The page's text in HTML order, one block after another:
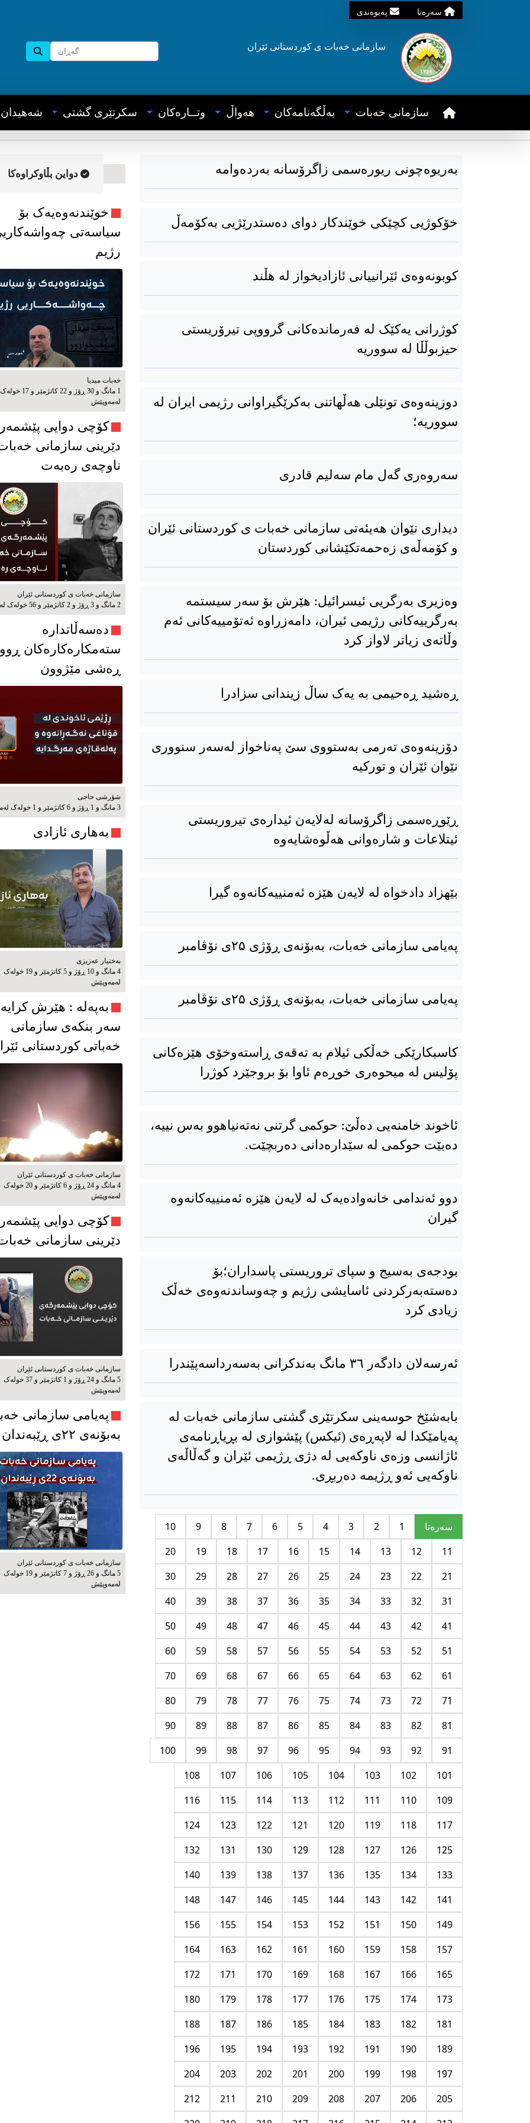
سه‌ره‌تا په‌یوه‌ندی
سازمانی خه‌بات ی کوردستانی ئێران
سازمانی خه‌بات به‌ڵگه‌نامه‌کان هه‌واڵ وتــاره‌کان سکرتێری گشتی شه‌هیدان
بەریوەچونی ریورەسمی زاگرۆسانە بەردەوامە
خۆکوژیی کچێکی خوێندکار دوای دەستدرێژیی بەکۆمەڵ
کوبونەوەی ئێرانییانی ئازادیخواز لە هڵند
كوژرانی یەکێک لە فەرماندەکانی گرووپی تیرۆریستی
حیزبوڵڵا لە سووریە
دوزینەوەی تونێلی هەڵهاتنی بەکرێگیراوانی رژیمی ایران لە
سووریە؛
سەروەری گەل مام سەلیم قادری
دیداری نێوان هەیئەتی سازمانی خەبات ی كوردستانی ئێران
و كۆمەڵەی زەحمەتكێشانی كوردستان
وەزیری بەرگریی ئیسرائیل: هێرش بۆ سەر سیستمە
بەرگرییەكانی رژیمی ئیران، دامەزراوه ئەتۆمییەکانی ئەم
وڵاتەی زیاتر لاواز کرد
ڕەشید ڕەحیمی بە یەک ساڵ زیندانی سزادرا
دۆزینەوەی تەرمی بەستووی سێ پەناخواز لەسەر سنووری
نێوان ئێران و تورکیە
ڕێوڕەسمی زاگرۆسانە لەلایەن ئیدارەی تیروریستی
ئیتلاعات و شارەوانی هەڵوەشایەوە
بێهزاد دادخواە لە لایەن هێزە ئەمنییەکانەوە گیرا
پەیامی سازمانی خەبات، بەبۆنەی ڕۆژی ۲۵ی نۆڤامبر
پەیامی سازمانی خەبات، بەبۆنەی ڕۆژی ۲۵ی نۆڤامبر
كاسبكارێكی خەڵکی ئیلام بە تەقەی ڕاستەوخۆی هێزەکانی
پۆلیس لە میحوەری خوڕەم ئاوا بۆ بروجێرد کوژرا
ئاخوند خامنەیی دەڵێ: حوکمی گرتنی نەتەنیاهوو بەس نییە،
دەبێت حوکمی لە سێدارەدانی دەربچێت.
دوو ئەندامی خانەوادەیەک لە لایەن هێزە ئەمنییەکانەوە
گیران
بودجەی بەسیج و سپای تروریستی پاسداران؛بۆ
دەستەبەرکردنی ئاسایشی رژیم و چەوساندنەوەی خەڵک
زیادی کرد
ئەرسەلان دادگەر ٣٦ مانگ بەندکرانی بەسەرداسەپێندرا
بابەشێخ حوسەینی سكرتێری گشتی سازمانی خەبات لە
پەیامێكدا لە لاپەڕەی (ئیكس) پێشوازی لە بڕیاڕنامەی
ئاژانسی وزەی ناوكەیی لە دژی ڕژیمی ئێران و گەڵاڵەی
ناوكەیی ئەو ڕژیمە دەربڕی.
سه‌ره‌تا 1
2
3
4
5
6
7
8
9
10
11
12
13
14
15
16
17
18
19
20
21
22
23
24
25
26
27
28
29
30
31
32
33
34
35
36
37
38
39
40
41
42
43
44
45
46
47
48
49
50
51
52
53
54
55
56
57
58
59
60
61
62
63
64
65
66
67
68
69
70
71
72
73
74
75
76
77
78
79
80
81
82
83
84
85
86
87
88
89
90
91
92
93
94
95
96
97
98
99
100
101
102
103
104
105
106
107
108
109
110
111
112
113
114
115
116
117
118
119
120
121
122
123
124
125
126
127
128
129
130
131
132
133
134
135
136
137
138
139
140
141
142
143
144
145
146
147
148
149
150
151
152
153
154
155
156
157
158
159
160
161
162
163
164
165
166
167
168
169
170
171
172
173
174
175
176
177
178
179
180
181
182
183
184
185
186
187
188
189
190
191
192
193
194
195
196
197
198
199
200
201
202
203
204
205
206
207
208
209
210
211
212
دواین بڵاوکراوه‌کا
خوێندنەوەیەک بۆ
سیاسەتی
رژیم
خەبات میدیا
1 مانگ و 30 ڕۆژ و 22 کاتژمێر و 17 خوله‌ک
له‌مه‌وپێش‌
کۆچی دوایی
دێرینی سازمانی
ناوچەی رەبەت
سازمانی خەبات ی كوردستانی ئێران
2 مانگ و 3 ڕۆژ و 2 کاتژمێر و 56 خوله‌ک له‌مه‌وپێش‌
دەسەڵاتدارە
ستەمکارەکارەکان ڕوو
ڕەشی مێژوون
شۆرشی حاجی
3 مانگ و 1 ڕۆژ و 6 کاتژمێر و 1 خوله‌ک له‌مه‌وپێش‌
بەهاری ئازادی
بەختیار عەزیزی
4 مانگ و 10 ڕۆژ و 5 کاتژمێر و 19 خوله‌ک
له‌مه‌وپێش‌
به‌په‌له‌ : هێرش کرایە
سەر بنکەی سازمانی
خەباتی کوردستانی
سازمانی خەبات ی کوردستانی ئێران
4 مانگ و 24 ڕۆژ و 6 کاتژمێر و 20 خوله‌ک
له‌مه‌وپێش‌
کۆچی دوایی
دێرینی سازمانی
سازمانی خەبات ی كوردستانی ئێران
5 مانگ و 24 ڕۆژ و 1 کاتژمێر و 37 خوله‌ک
له‌مه‌وپێش‌
پەیامی سازمانی
بەبۆنەی ۲۲ی ڕێبەندان
سازمانی خەبات ی كوردستانی ئێران
5 مانگ و 26 ڕۆژ و 7 کاتژمێر و 19 خوله‌ک
له‌مه‌وپێش‌